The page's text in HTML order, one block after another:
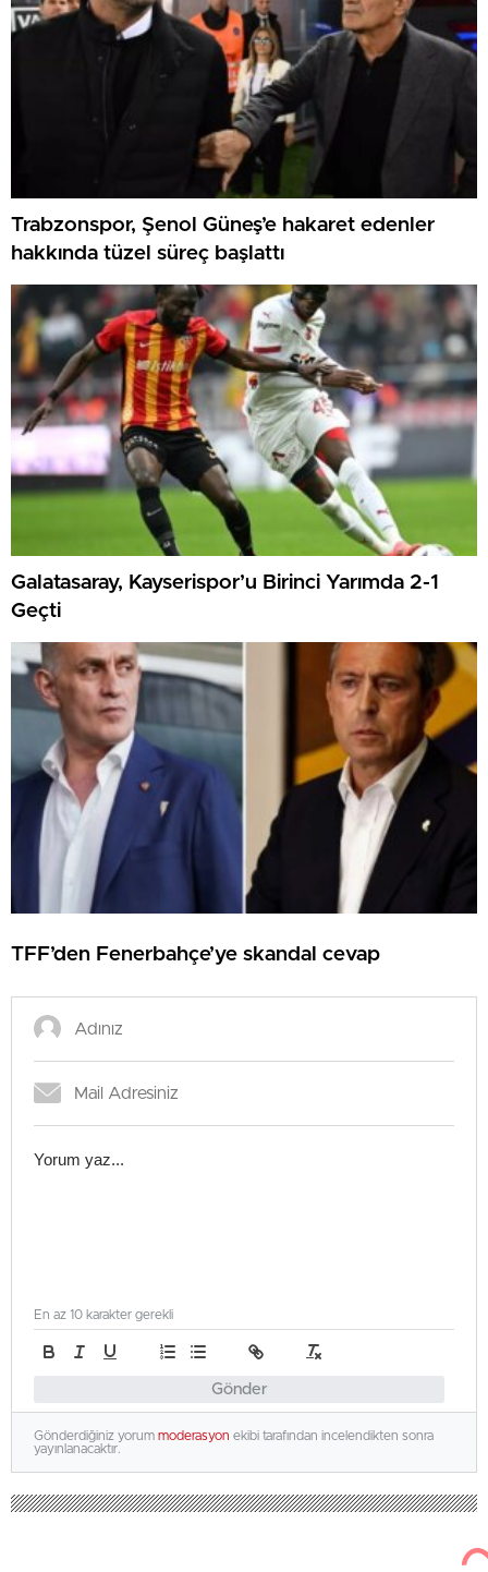
Trabzonspor, Şenol Güneş’e hakaret edenler
hakkında tüzel süreç başlattı
Galatasaray, Kayserispor’u Birinci Yarımda 2-1
Geçti
TFF’den Fenerbahçe’ye skandal cevap
Gönder
En az 10 karakter gerekli
Gönderdiğiniz yorum moderasyon ekibi tarafından incelendikten sonra
yayınlanacaktır.